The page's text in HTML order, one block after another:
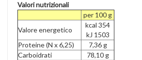
Valori nutrizionali
per 100 g
Valore energetico
kcal 354
kJ 1503
Proteine (N x 6,25)
7,36 g
Carboidrati
78,10 g